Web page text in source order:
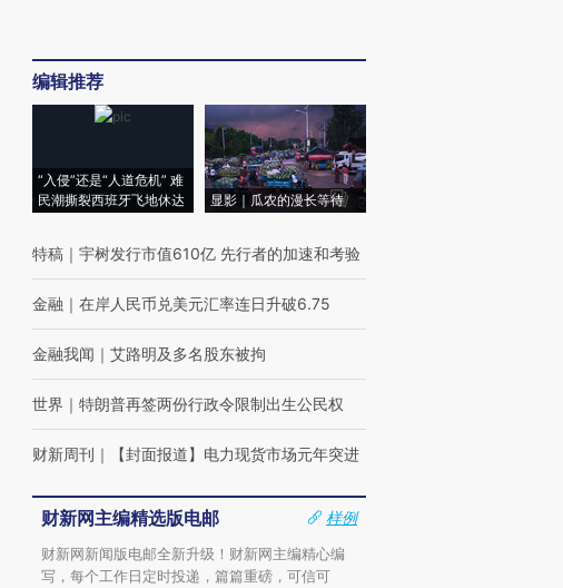
编辑推荐
“入侵”还是“人道危机” 难
民潮撕裂西班牙飞地休达
显影｜瓜农的漫长等待
特稿 ｜ 宇树发行市值610亿 先行者的加速和考验
金融 ｜ 在岸人民币兑美元汇率连日升破6.75
金融我闻 ｜ 艾路明及多名股东被拘
世界 ｜ 特朗普再签两份行政令限制出生公民权
财新周刊 ｜ 【封面报道】电力现货市场元年突进
财新网主编精选版电邮
样例
财新网新闻版电邮全新升级！财新网主编精心编
写，每个工作日定时投递，篇篇重磅，可信可